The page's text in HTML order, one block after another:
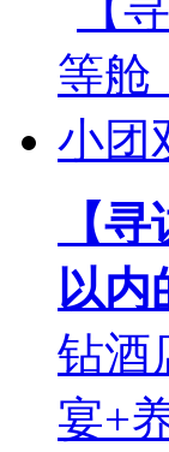
【
以内
钻酒
宴+